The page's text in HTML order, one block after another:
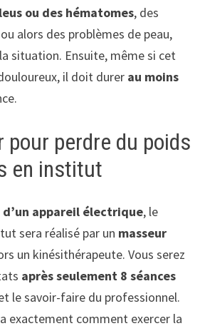
ou des hématomes, des
alors des problèmes de peau,
situation. Ensuite, même si cet
il doit durer au moins
pour perdre du poids
en institut
d’un appareil électrique, le
sera réalisé par un masseur
un kinésithérapeute. Vous serez
après seulement 8 séances
le savoir-faire du professionnel.
exactement comment exercer la